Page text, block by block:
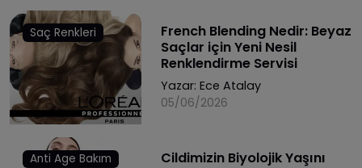
Saç Renkleri
French Blending Nedir: Beyaz
Saçlar için Yeni Nesil
Renklendirme Servisi
Yazar: Ece Atalay
05/06/2026
Anti Age Bakım
Cildimizin Biyolojik Yaşını